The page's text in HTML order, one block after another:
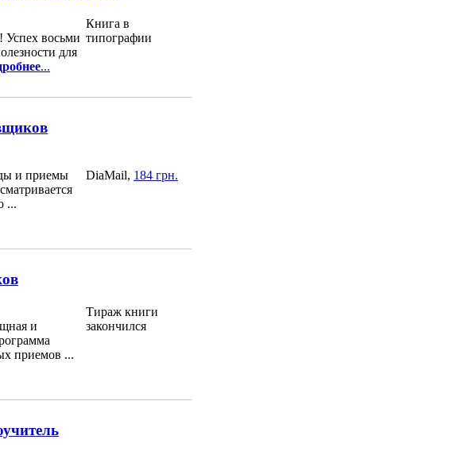
Успех восьми
для
...
Книга в
типографии
и приемы
...
DiaMail, 184 грн.
и
приемов ...
Тираж книги
закончился